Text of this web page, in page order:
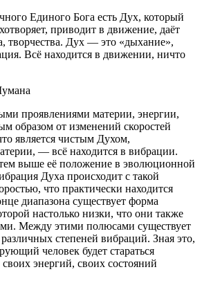
Единого Бога есть Дух, который
приводит в движение, даёт
творчества. Дух — это «дыхание»,
Всё находится в движении, ничто
проявлениями материи, энергии,
образом от изменений скоростей
является чистым Духом,
— всё находится в вибрации.
выше её положение в эволюционной
Духа происходит с такой
что практически находится
диапазона существует форма
настолько низки, что они также
Между этими полюсами существует
степеней вибраций. Зная это,
человек будет стараться
энергий, своих состояний